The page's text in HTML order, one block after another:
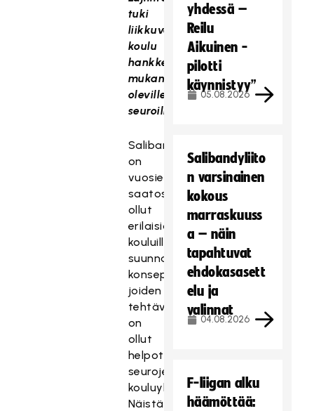
tuki
liikkuva
koulu
hankkeessa
mukana
oleville
seuroille:
Salibandyliitolla
on
vuosien
saatossa
ollut
erilaisia
kouluille
suunnattuja
konsepteja,
joiden
tehtävä
on
ollut
helpottaa
seurojen
kouluyhteistyötä.
Näistä
yhdessä –
Reilu
Aikuinen -
pilotti
käynnistyy”
05.08.2026
Salibandyliito
n varsinainen
kokous
marraskuuss
a – näin
tapahtuvat
ehdokasasett
elu ja
valinnat
04.08.2026
F-liigan alku
häämöttää: